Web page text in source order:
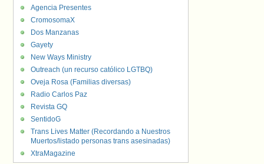
Agencia Presentes
CromosomaX
Dos Manzanas
Gayety
New Ways Ministry
Outreach (un recurso católico LGTBQ)
Oveja Rosa (Familias diversas)
Radio Carlos Paz
Revista GQ
SentidoG
Trans Lives Matter (Recordando a Nuestros
Muertos/listado personas trans asesinadas)
XtraMagazine